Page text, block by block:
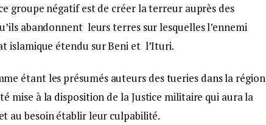
groupe négatif est de créer la terreur auprès des
abandonnent leurs terres sur lesquelles l’ennemi
islamique étendu sur Beni et l’Ituri.
étant les présumés auteurs des tueries dans la région
mise à la disposition de la Justice militaire qui aura la
au besoin établir leur culpabilité.